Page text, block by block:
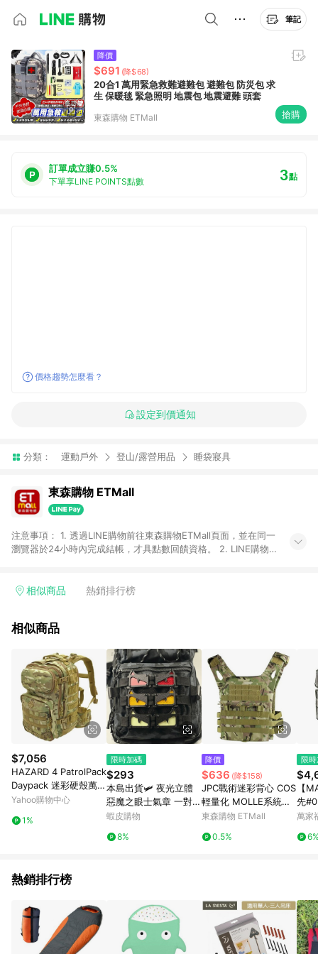
筆記
降價
$691 (降$68)
20合1 萬用緊急救難避難包 避難包 防災包 求
生 保暖毯 緊急照明 地震包 地震避難 頭套
東森購物 ETMall 搶購
訂單成立賺0.5%
下單享LINE POINTS點數 3點
價格趨勢怎麼看？
設定到價通知
分類： 運動戶外 登山/露營用品 睡袋寢具
東森購物 ETMall
注意事項： 1. 透過LINE購物前往東森購物ETMall頁面，並在同一
瀏覽器於24小時內完成結帳，才具點數回饋資格。 2. LINE購物
單，皆不在點數回饋範圍內。 3. 如購買以下類別商品，將無法獲
球嚴選、商城、專案商品、「草莓網」全館商品。 4. 如取消訂
回饋。 5. 點數回饋會扣除所有折扣優惠後之最終發票金額計算，
實際回饋請依LINE購物通知為主。 6. 訂單如有使用東森購物
ETMall站內之折扣優惠(包含但不限於東森幣、樂透金、東森現金
券等)，不具點數回饋資格。詳細請依東森購物ETMall之結帳頁面
顯示為準。 7. LINE購物設有「單一商品最高回饋點數」機制(特
殊活動時開放「回饋無上限」)，以同一訂單中同一商品不論件數
計算，並依訂單成立時間當下LINE購物所設定的回饋機制為準。
8. LINE購物為購物資訊整合性平台，商品資料更新會有時間差，
如顯示之商品規格、顏色、價位、贈品與東森購物ETMall銷售網
頁不符，以銷售網頁標示為準。 9. 若有贈點爭議，請務必於訂單
日期+180天以內至LINE購物客服洽詢；若超過180天(含)以上進
行申訴，恕無法贈點回饋。 10. 部分點數紅包僅限指定商品使
用，或不適用於無回饋商品。各點數紅包之適用商品與使用條件
請依點數紅包頁面規則為準。
相似商品 熱銷排行榜
相似商品
$7,056
HAZARD 4 PatrolPack
Daypack 迷彩硬殼萬用
包 (公司貨) BKP-PTRO
Yahoo購物中心
1%
限時加碼
$293
本島出貨🛩️ 夜光立體
惡魔之眼士氣章 一對裝
戰術背包裝飾配件 夜間
騎行安全警示 a3B6
蝦皮購物
8%
降價
$636 (降$158)
JPC戰術迷彩背心 COS
輕量化 MOLLE系統馬
甲多功能戶外野戰CS軍
東森購物 ETMall
0.5%
限
【
先
包
包
萬家
熱銷排行榜